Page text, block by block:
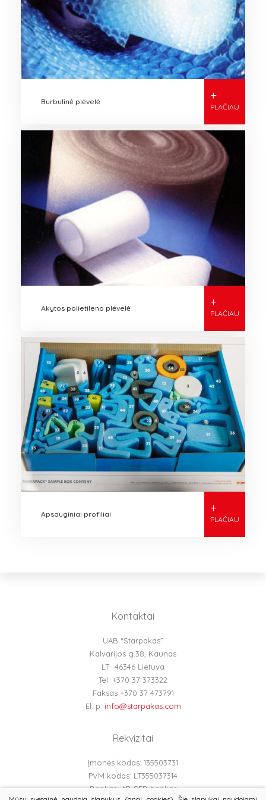
Maistinės plėvelės ir popierius
Plėvelė šienainiui
Rulonavimo tinklas
Pakavimo ir tvirtinimo juostos
Pakavimo įrankiai ir priedai
Apsauginės pakavimo medžiagos
Agro pakuotė
Burbulinė plėvelė +
PLAČIAU
Akytos polietileno plėvelė +
PLAČIAU
Apsauginiai profiliai +
PLAČIAU
Kontaktai
UAB “Starpakas”
Kalvarijos g.38, Kaunas
LT- 46346 Lietuva
Tel. +370 37 373322
Faksas +370 37 473791
El. p. info@starpakas.com
Rekvizitai
Įmonės kodas: 135503731
PVM kodas: LT355037314
Bankas: AB SEB bankas